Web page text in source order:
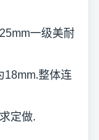
一级美耐
18mm.整体连
定做.